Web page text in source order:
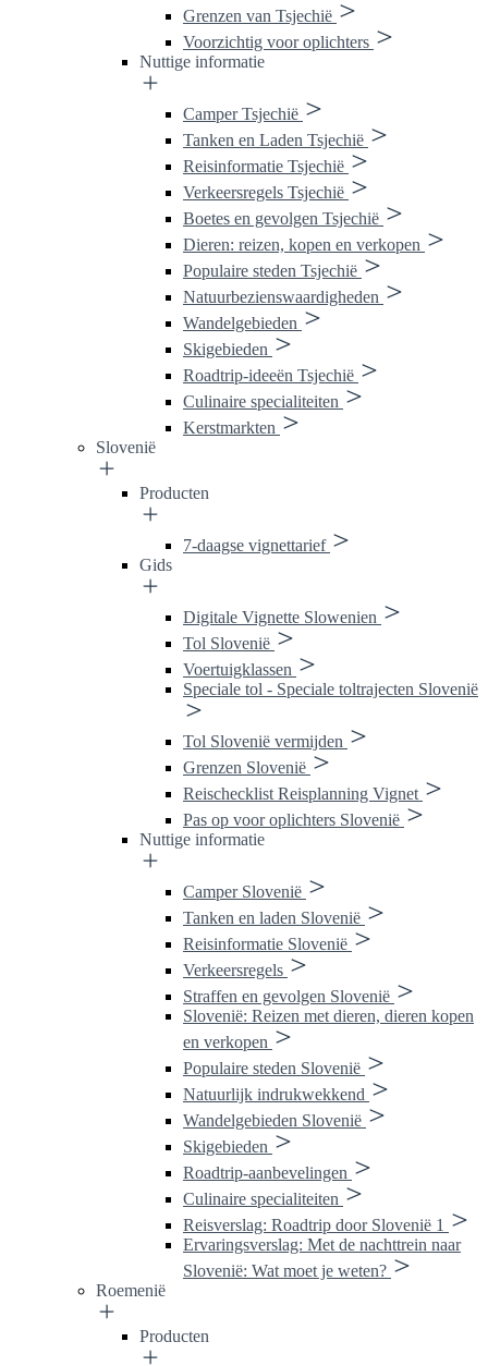
Grenzen van Tsjechië
Voorzichtig voor oplichters
Nuttige informatie
Camper Tsjechië
Tanken en Laden Tsjechië
Reisinformatie Tsjechië
Verkeersregels Tsjechië
Boetes en gevolgen Tsjechië
Dieren: reizen, kopen en verkopen
Populaire steden Tsjechië
Natuurbezienswaardigheden
Wandelgebieden
Skigebieden
Roadtrip-ideeën Tsjechië
Culinaire specialiteiten
Kerstmarkten
Slovenië
Producten
7-daagse vignettarief
Gids
Digitale Vignette Slowenien
Tol Slovenië
Voertuigklassen
Speciale tol - Speciale toltrajecten Slovenië
Tol Slovenië vermijden
Grenzen Slovenië
Reischecklist Reisplanning Vignet
Pas op voor oplichters Slovenië
Nuttige informatie
Camper Slovenië
Tanken en laden Slovenië
Reisinformatie Slovenië
Verkeersregels
Straffen en gevolgen Slovenië
Slovenië: Reizen met dieren, dieren kopen
en verkopen
Populaire steden Slovenië
Natuurlijk indrukwekkend
Wandelgebieden Slovenië
Skigebieden
Roadtrip-aanbevelingen
Culinaire specialiteiten
Reisverslag: Roadtrip door Slovenië 1
Ervaringsverslag: Met de nachttrein naar
Slovenië: Wat moet je weten?
Roemenië
Producten